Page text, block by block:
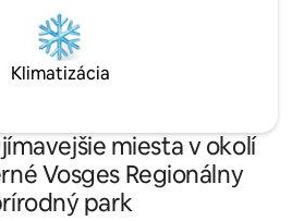
Klimatizácia
miesta v okolí
Vosges Regionálny
park